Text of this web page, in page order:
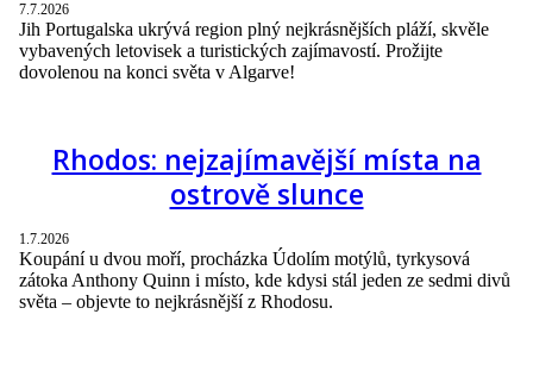
7.7.2026
Jih Portugalska ukrývá region plný nejkrásnějších pláží, skvěle
vybavených letovisek a turistických zajímavostí. Prožijte
dovolenou na konci světa v Algarve!
Rhodos: nejzajímavější místa na
ostrově slunce
1.7.2026
Koupání u dvou moří, procházka Údolím motýlů, tyrkysová
zátoka Anthony Quinn i místo, kde kdysi stál jeden ze sedmi divů
světa – objevte to nejkrásnější z Rhodosu.